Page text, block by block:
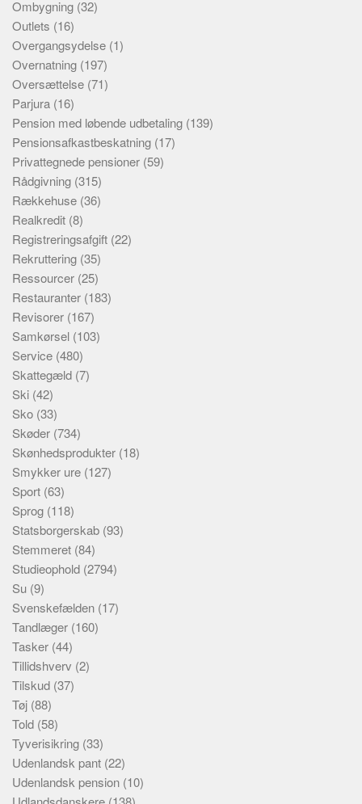
Ombygning (32)
Outlets (16)
Overgangsydelse (1)
Overnatning (197)
Oversættelse (71)
Parjura (16)
Pension med løbende udbetaling (139)
Pensionsafkastbeskatning (17)
Privattegnede pensioner (59)
Rådgivning (315)
Rækkehuse (36)
Realkredit (8)
Registreringsafgift (22)
Rekruttering (35)
Ressourcer (25)
Restauranter (183)
Revisorer (167)
Samkørsel (103)
Service (480)
Skattegæld (7)
Ski (42)
Sko (33)
Skøder (734)
Skønhedsprodukter (18)
Smykker ure (127)
Sport (63)
Sprog (118)
Statsborgerskab (93)
Stemmeret (84)
Studieophold (2794)
Su (9)
Svenskefælden (17)
Tandlæger (160)
Tasker (44)
Tillidshverv (2)
Tilskud (37)
Tøj (88)
Told (58)
Tyverisikring (33)
Udenlandsk pant (22)
Udenlandsk pension (10)